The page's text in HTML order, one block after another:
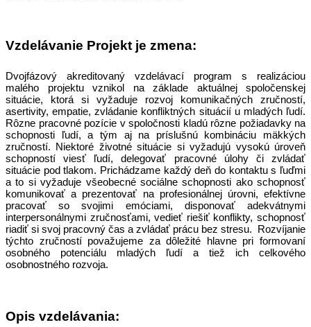
Vzdelávanie Projekt je zmena:
Dvojfázový akreditovaný vzdelávací program s realizáciou
malého projektu vznikol na základe aktuálnej spoločenskej
situácie, ktorá si vyžaduje rozvoj komunikačných zručností,
asertivity, empatie, zvládanie konfliktných situácií u mladých ľudí.
Rôzne pracovné pozície v spoločnosti kladú rôzne požiadavky na
schopnosti ľudí, a tým aj na príslušnú kombináciu mäkkých
zručností. Niektoré životné situácie si vyžadujú vysokú úroveň
schopností viesť ľudí, delegovať pracovné úlohy či zvládať
situácie pod tlakom. Prichádzame každý deň do kontaktu s ľuďmi
a to si vyžaduje všeobecné sociálne schopnosti ako schopnosť
komunikovať a prezentovať na profesionálnej úrovni, efektívne
pracovať so svojimi emóciami, disponovať adekvátnymi
interpersonálnymi zručnosťami, vedieť riešiť konflikty, schopnosť
riadiť si svoj pracovný čas a zvládať prácu bez stresu. Rozvíjanie
týchto zručností považujeme za dôležité hlavne pri formovaní
osobného potenciálu mladých ľudí a tiež ich celkového
osobnostného rozvoja.
Opis vzdelávania: